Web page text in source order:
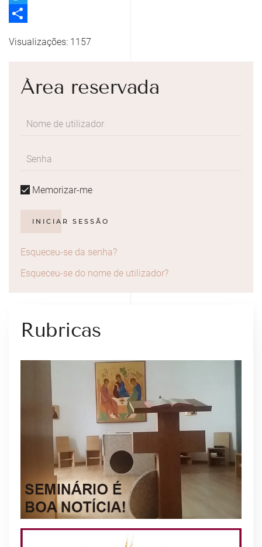
Twitter
Visualizações: 1157
Área reservada
Memorizar-me
INICIAR SESSÃO
Esqueceu-se da senha?
Esqueceu-se do nome de utilizador?
Rubricas